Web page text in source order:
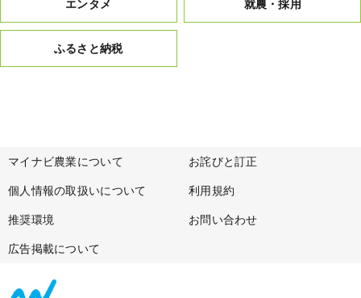
エンタメ 就農・採用
ふるさと納税
マイナビ農業について お詫びと訂正
個人情報の取扱いについて 利用規約
推奨環境 お問い合わせ
広告掲載について